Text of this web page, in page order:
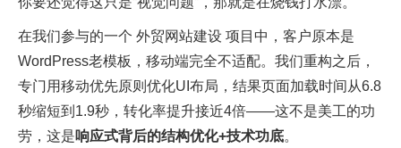
在我们参与的一个 外贸网站建设 项目中，客户原本是
WordPress老模板，移动端完全不适配。我们重构之后，
专门用移动优先原则优化UI布局，结果页面加载时间从6.8
秒缩短到1.9秒，转化率提升接近4倍——这不是美工的功
劳，这是响应式背后的结构优化+技术功底。